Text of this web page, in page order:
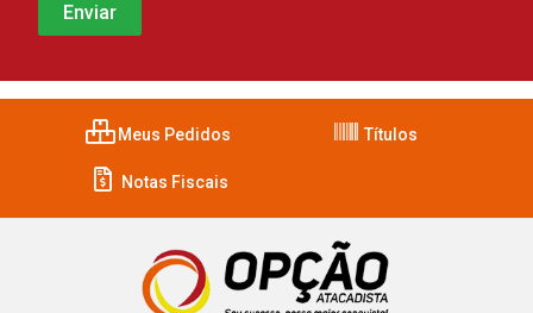
Meus Pedidos Títulos
Notas Fiscais